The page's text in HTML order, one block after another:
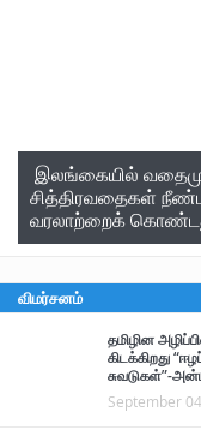
இலங்கையில்
சித்திரவதைகள்
வரலாற்றைக்
விமர்சனம்
தமிழின
கிடக்கிறது
சுவடுகள்”-
September